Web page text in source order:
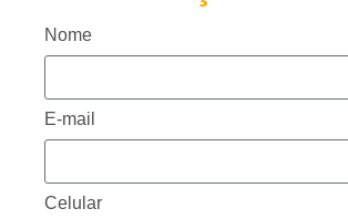
Nome
E-mail
Celular